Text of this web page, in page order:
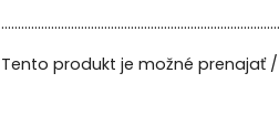
Tento produkt je možné prenajať /